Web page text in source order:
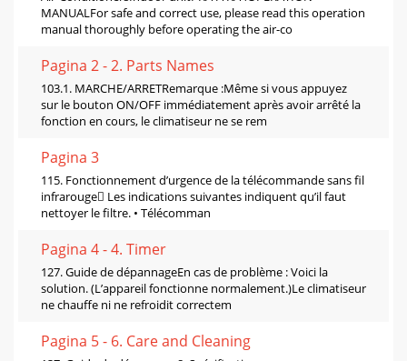
MANUALFor safe and correct use, please read this operation
manual thoroughly before operating the air-co
Pagina 2 - 2. Parts Names
103.1. MARCHE/ARRETRemarque :Même si vous appuyez
sur le bouton ON/OFF immédiatement après avoir arrêté la
fonction en cours, le climatiseur ne se rem
Pagina 3
115. Fonctionnement d’urgence de la télécommande sans fil
infrarouge Les indications suivantes indiquent qu’il faut
nettoyer le filtre. • Télécomman
Pagina 4 - 4. Timer
127. Guide de dépannageEn cas de problème : Voici la
solution. (L’appareil fonctionne normalement.)Le climatiseur
ne chauffe ni ne refroidit correctem
Pagina 5 - 6. Care and Cleaning